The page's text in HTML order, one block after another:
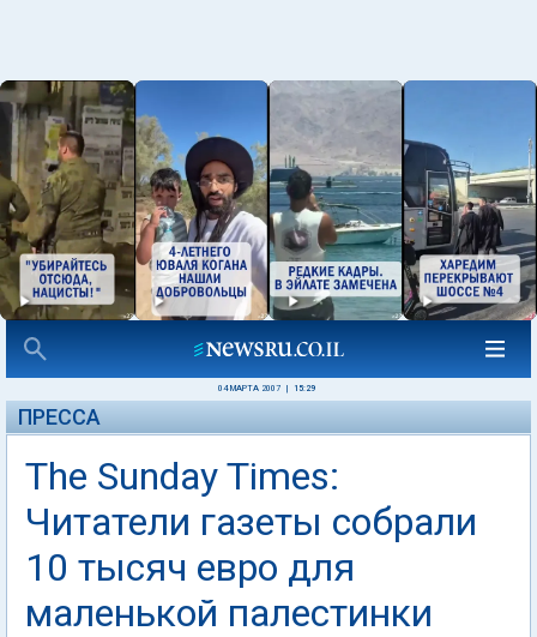
04 МАРТА 2007 15:29
ПРЕССА
The Sunday Times:
Читатели газеты собрали
10 тысяч евро для
маленькой палестинки